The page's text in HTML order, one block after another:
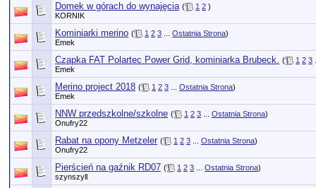
Domek w górach do wynajęcia ( 1 2 )
KORNIK
Kominiarki merino ( 1 2 3 Ostatnia Strona)
Emek
Czapka FAT Polartec Power Grid, kominiarka Brubeck. ( 1 2 3
Emek
Merino project 2018 ( 1 2 3 Ostatnia Strona)
Emek
NNW przedszkolne/szkolne ( 1 2 3 Ostatnia Strona)
Onufry22
Rabat na opony Metzeler ( 1 2 3 Ostatnia Strona)
Onufry22
Pierścień na gaźnik RD07 ( 1 2 3 Ostatnia Strona)
szynszyll